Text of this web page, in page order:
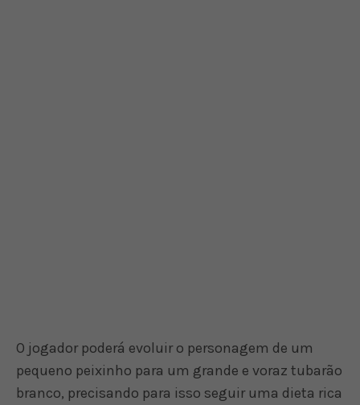
O jogador poderá evoluir o personagem de um
pequeno peixinho para um grande e voraz tubarão
branco, precisando para isso seguir uma dieta rica